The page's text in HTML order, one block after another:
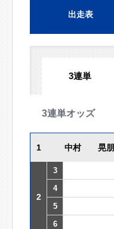
出走表
3連単
3連単オッズ
1 中村 晃朋
2
3
4
5
6